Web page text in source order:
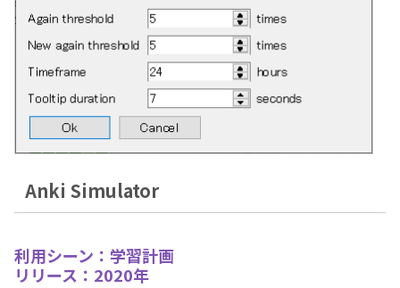
Anki Simulator
利用シーン：学習計画
リリース：2020年